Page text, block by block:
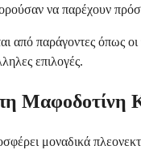
να παρέχουν
από παράγοντες όπως
επιλογές.
Μαφοδοτίνη
μοναδικά